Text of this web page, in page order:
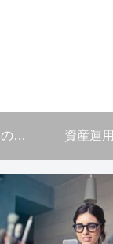
中級者向け投資の学び 資産運用